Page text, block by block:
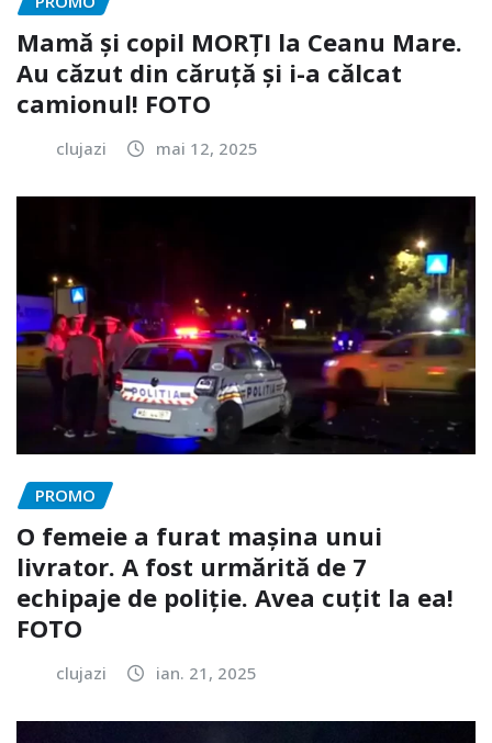
Mamă și copil MORȚI la Ceanu Mare.
Au căzut din căruță și i-a călcat
camionul! FOTO
clujazi mai 12, 2025
PROMO
O femeie a furat mașina unui
livrator. A fost urmărită de 7
echipaje de poliție. Avea cuțit la ea!
FOTO
clujazi ian. 21, 2025